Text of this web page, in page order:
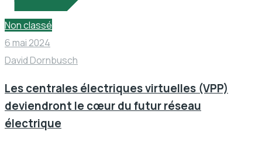
Non classé
6 mai 2024
David Dornbusch
Les centrales électriques virtuelles (VPP)
deviendront le cœur du futur réseau
électrique